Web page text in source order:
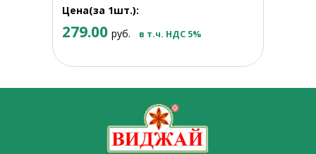
Цена(за 1шт.):
279.00 руб. в т.ч. НДС 5%